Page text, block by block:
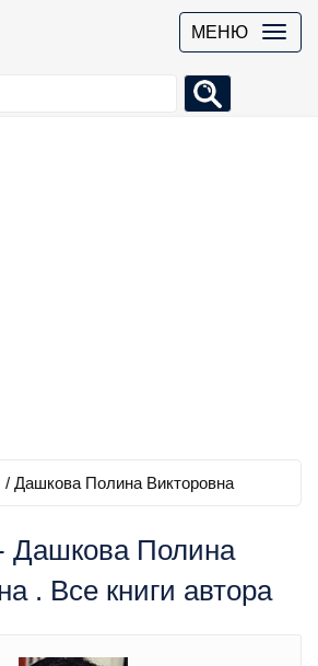
МЕНЮ
/ Дашкова Полина Викторовна
Дашкова Полина
. Все книги автора